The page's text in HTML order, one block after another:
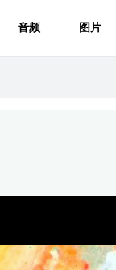
音频 图片